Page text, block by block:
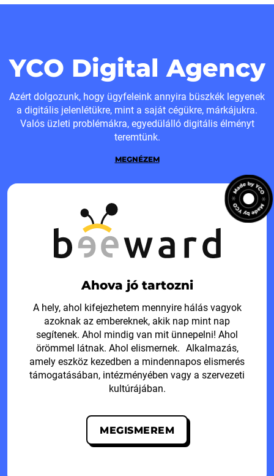
YCO Digital Agency
Azért dolgozunk, hogy ügyfeleink annyira büszkék legyenek
a digitális jelenlétükre, mint a saját cégükre, márkájukra.
Valós üzleti problémákra, egyedülálló digitális élményt
teremtünk.
MEGNÉZEM
Ahova jó tartozni
A hely, ahol kifejezhetem mennyire hálás vagyok
azoknak az embereknek, akik nap mint nap
segítenek. Ahol mindig van mit ünnepelni! Ahol
örömmel látnak. Ahol elismernek. Alkalmazás,
amely eszköz kezedben a mindennapos elismerés
támogatásában, intézményében vagy a szervezeti
kultúrájában.
MEGISMEREM